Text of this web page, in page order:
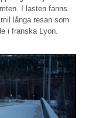
I lasten fanns
långa resan som
i franska Lyon.